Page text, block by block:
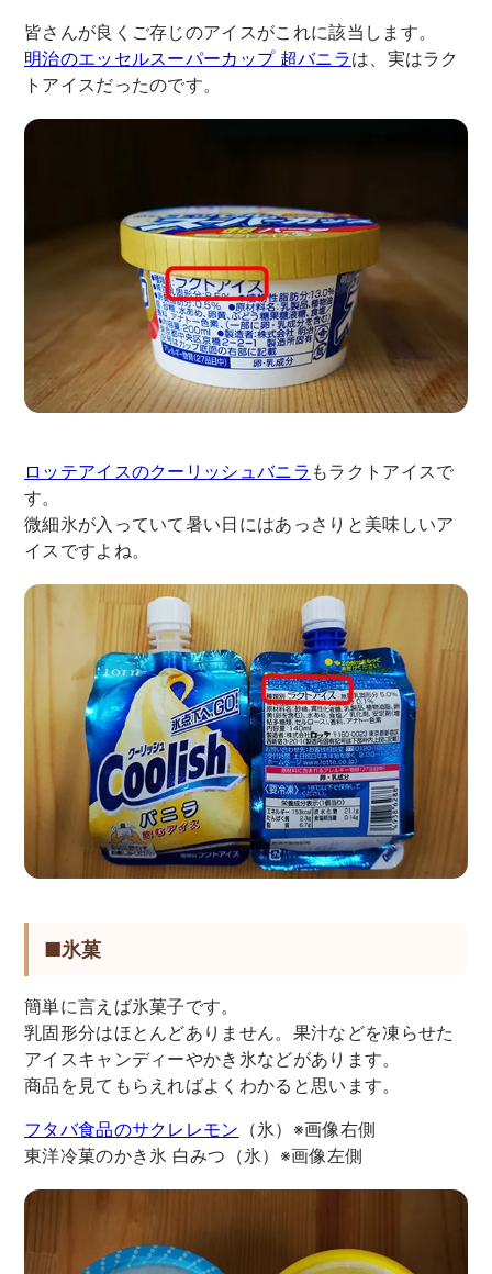
皆さんが良くご存じのアイスがこれに該当します。
明治のエッセルスーパーカップ 超バニラは、実はラク
トアイスだったのです。
ロッテアイスのクーリッシュバニラ もラクトアイスで
す。
微細氷が入っていて暑い日にはあっさりと美味しいア
イスですよね。
■氷菓
簡単に言えば氷菓子です。
乳固形分はほとんどありません。果汁などを凍らせた
アイスキャンディーやかき氷などがあります。
商品を見てもらえればよくわかると思います。
フタバ食品のサクレレモン （氷）※画像右側
東洋冷菓のかき氷 白みつ（氷）※画像左側